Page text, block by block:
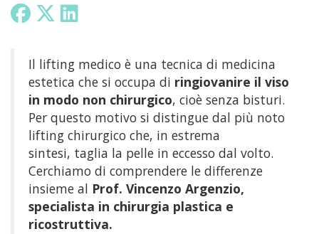
Il lifting medico è una tecnica di medicina
estetica che si occupa di ringiovanire il viso
in modo non chirurgico, cioè senza bisturi.
Per questo motivo si distingue dal più noto
lifting chirurgico che, in estrema
sintesi, taglia la pelle in eccesso dal volto.
Cerchiamo di comprendere le differenze
insieme al Prof. Vincenzo Argenzio,
specialista in chirurgia plastica e
ricostruttiva.